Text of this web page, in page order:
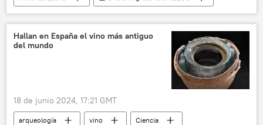
migración
EEUU
México
política
Joe Biden
Andrés Manuel López Obrador
Casa Blanca
Hallan en España el vino más antiguo
del mundo
18 de junio 2024, 17:21 GMT
arqueología vino Ciencia